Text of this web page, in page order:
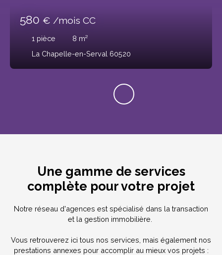
580 € /mois CC
1 pièce 8 m²
La Chapelle-en-Serval 60520
Une gamme de services
complète pour votre projet
Notre réseau d'agences est spécialisé dans la transaction
et la gestion immobilière.
Vous retrouverez ici tous nos services, mais également nos
prestations annexes pour accomplir au mieux vos projets :